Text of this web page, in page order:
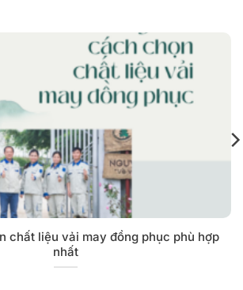
chất liệu vải may đồng phục phù hợp
nhất